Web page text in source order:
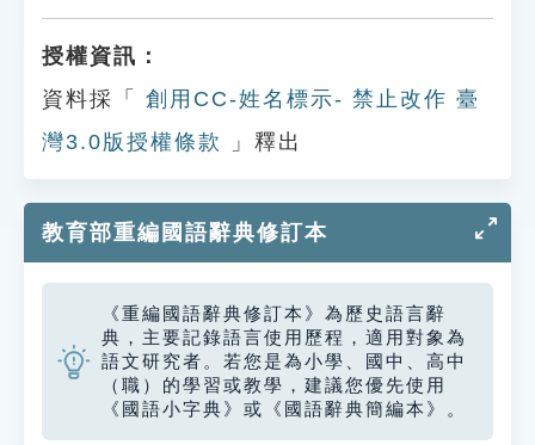
授權資訊：
資料採「
創用CC-姓名標示- 禁止改作 臺
灣3.0版授權條款
」釋出
教育部重編國語辭典修訂本
《重編國語辭典修訂本》為歷史語言辭
典，主要記錄語言使用歷程，適用對象為
語文研究者。若您是為小學、國中、高中
（職）的學習或教學，建議您優先使用
《國語小字典》或《國語辭典簡編本》。